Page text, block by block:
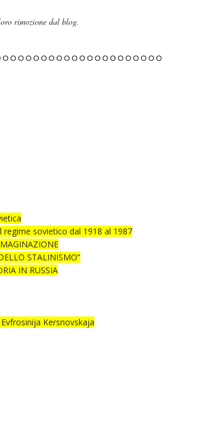
rimozione dal blog.
sovietico dal 1918 al 1987
STALINISMO”
IN RUSSIA
Kersnovskaja